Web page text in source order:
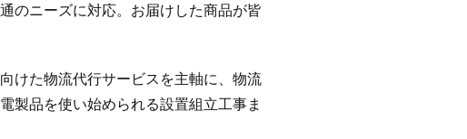
のニーズに対応。お届けした商品が皆
けた物流代行サービスを主軸に、物流
製品を使い始められる設置組立工事ま